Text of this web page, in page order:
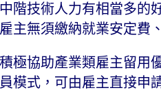
階技術人力有相當多的
主無須繳納就業安定費
極協助產業類雇主留用
模式，可由雇主直接申